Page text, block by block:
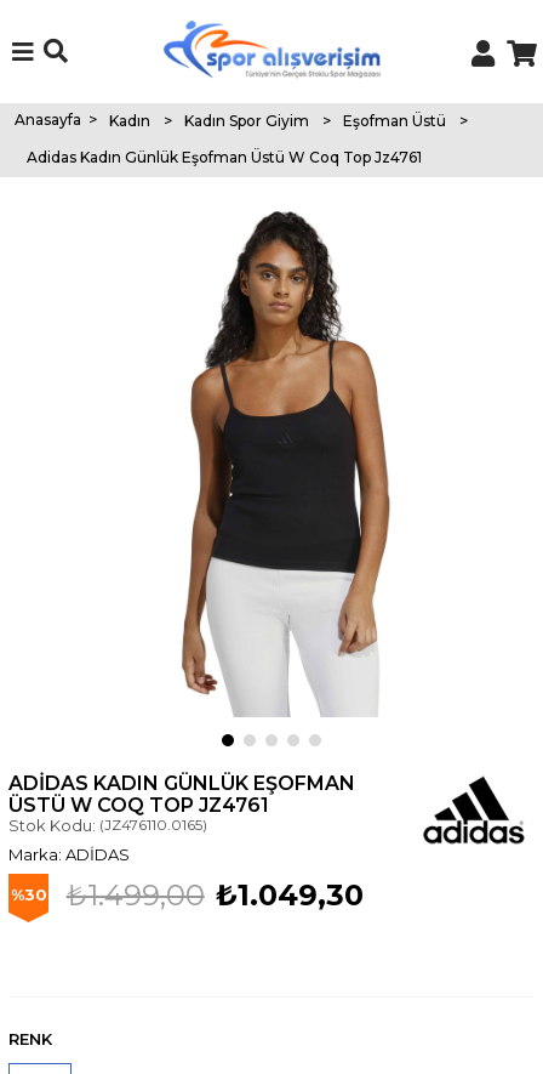
Anasayfa > Kadın > Kadın Spor Giyim > Eşofman Üstü
>
Adidas Kadın Günlük Eşofman Üstü W Coq Top Jz4761
ADIDAS KADIN GÜNLÜK EŞOFMAN
ÜSTÜ W COQ TOP JZ4761
Stok Kodu: (JZ476110.0165)
ADİDAS
30 ₺1.499,00 ₺1.049,30
RENK